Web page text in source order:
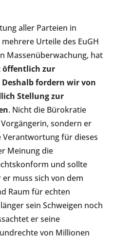
aller Parteien in
Urteile des EuGH
Massenüberwachung, hat
öffentlich zur
fordern wir von
Stellung zur
. Nicht die Bürokratie
sondern er
für dieses
Meinung die
und sollte
muss sich von dem
Raum für echten
sein Schweigen noch
er seine
von Millionen